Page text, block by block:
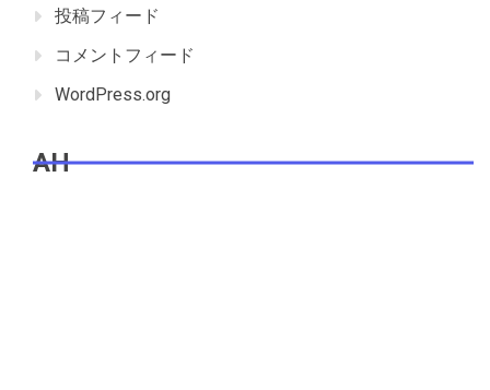
投稿フィード
コメントフィード
WordPress.org
AH